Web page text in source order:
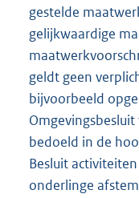
gestelde
gelijkwaardige
geldt geen
bijvoorbeeld
bedoeld in de
Besluit
onderlinge